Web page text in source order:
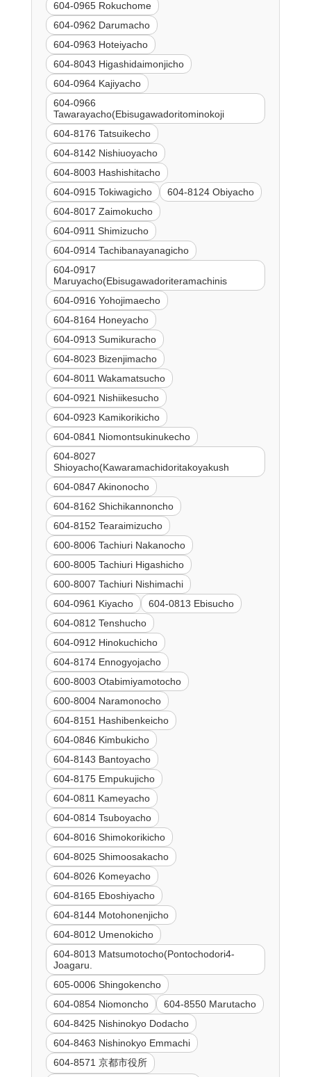
604-0965 Rokuchome
604-0962 Darumacho
604-0963 Hoteiyacho
604-8043 Higashidaimonjicho
604-0964 Kajiyacho
604-0966
Tawarayacho(Ebisugawadoritominokoji
604-8176 Tatsuikecho
604-8142 Nishiuoyacho
604-8003 Hashishitacho
604-0915 Tokiwagicho
604-8124 Obiyacho
604-8017 Zaimokucho
604-0911 Shimizucho
604-0914 Tachibanayanagicho
604-0917
Maruyacho(Ebisugawadoriteramachinis
604-0916 Yohojimaecho
604-8164 Honeyacho
604-0913 Sumikuracho
604-8023 Bizenjimacho
604-8011 Wakamatsucho
604-0921 Nishiikesucho
604-0923 Kamikorikicho
604-0841 Niomontsukinukecho
604-8027
Shioyacho(Kawaramachidoritakoyakush
604-0847 Akinonocho
604-8162 Shichikannoncho
604-8152 Tearaimizucho
600-8006 Tachiuri Nakanocho
600-8005 Tachiuri Higashicho
600-8007 Tachiuri Nishimachi
604-0961 Kiyacho
604-0813 Ebisucho
604-0812 Tenshucho
604-0912 Hinokuchicho
604-8174 Ennogyojacho
600-8003 Otabimiyamotocho
600-8004 Naramonocho
604-8151 Hashibenkeicho
604-0846 Kimbukicho
604-8143 Bantoyacho
604-8175 Empukujicho
604-0811 Kameyacho
604-0814 Tsuboyacho
604-8016 Shimokorikicho
604-8025 Shimoosakacho
604-8026 Komeyacho
604-8165 Eboshiyacho
604-8144 Motohonenjicho
604-8012 Umenokicho
604-8013 Matsumotocho(Pontochodori4-
Joagaru.
605-0006 Shingokencho
604-0854 Niomoncho
604-8550 Marutacho
604-8425 Nishinokyo Dodacho
604-8463 Nishinokyo Emmachi
604-8571 京都市役所